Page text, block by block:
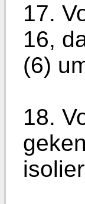
17.
16,
(6)
18.